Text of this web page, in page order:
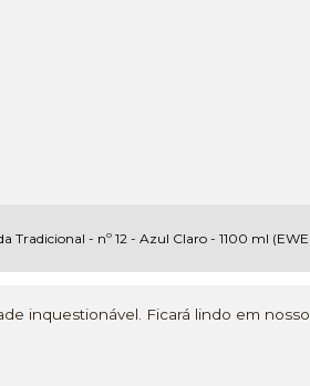
Tradicional - nº 12 - Azul Claro - 1100 ml
inquestionável. Ficará lindo em nosso